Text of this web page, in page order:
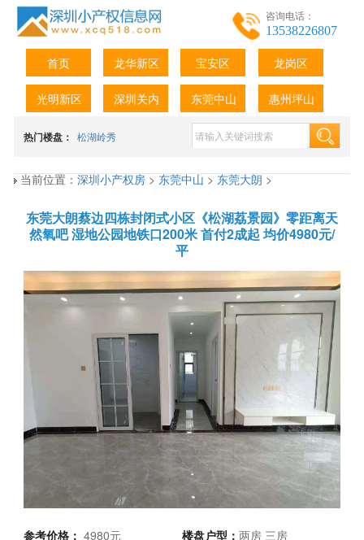
咨询电话：
13538226807
首页 龙华新区 宝安区 龙岗区
光明新区 深圳关内 东莞中山 惠州坪山
热门楼盘： 松湖岭秀
当前位置：深圳小产权房>东莞中山>东莞大朗>
东莞大朗蔡边四栋封闭式小区《松湖荔景园》零距离天
然氧吧 湿地公园地铁口200米 首付2成起 均价4980元/
平
参考价格：4980元 楼盘户型： 两房 三房